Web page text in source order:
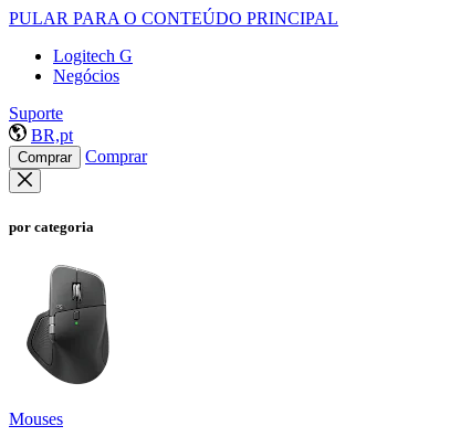
PULAR PARA O CONTEÚDO PRINCIPAL
Logitech G
Negócios
Suporte
BR,pt
Comprar Comprar
por categoria
Mouses